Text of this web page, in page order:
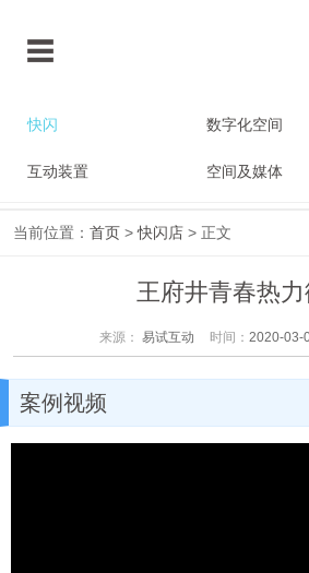
快闪 数字化空间
互动装置 空间及媒体
当前位置： 首页 >快闪店 > 正文
王府井青春热
来源： 易试互动 时间： 2020-03-
案例视频